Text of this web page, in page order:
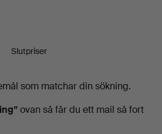
Slutpriser
som matchar din sökning.
ovan så får du ett mail så fort